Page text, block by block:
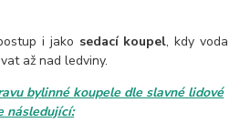
i jako sedací koupel, kdy voda
až nad ledviny.
bylinné koupele dle slavné lidové
následující: